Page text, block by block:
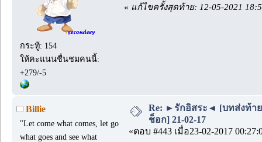
กระทู้: 154
ให้คะแนนชื่นชมคนนี้:
+279/-5
« แก้ไขครั้งสุดท้าย: 12-05-2021
Billie
"Let come what comes, let go
what goes and see what
Re: ►รักอิสระ◄ [บทส่งท้าย
ช็อก] 21-02-17
«ตอบ #443 เมื่อ23-02-2017